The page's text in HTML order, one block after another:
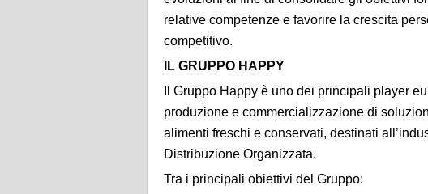
relative competenze e favorire la crescita
competitivo.
IL GRUPPO HAPPY
Il Gruppo Happy è uno dei principali player
produzione e commercializzazione di
alimenti freschi e conservati, destinati
Distribuzione Organizzata.
Tra i principali obiettivi del Gruppo: